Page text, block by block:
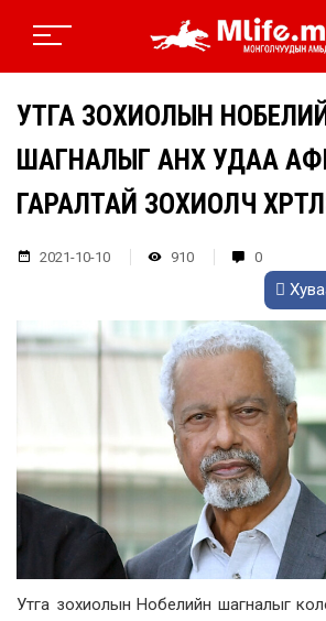
УТГА ЗОХИОЛЫН
ШАГНАЛЫГ АНХ УДАА
ГАРАЛТАЙ ЗОХИОЛЧ
2021-10-10 910 0
Утга зохиолын Нобелийн шагналыг